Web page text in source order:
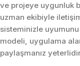
ve projeye uygunluk
uzman ekibiyle
sisteminizle
modeli, uygulama
paylaşmanız